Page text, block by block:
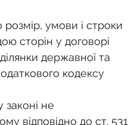
служба
умови і строки
сторін у договорі
державної та
кодексу
законі не
відповідно до ст. 531